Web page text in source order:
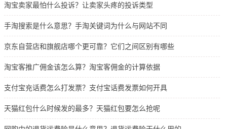
淘宝卖家最怕什么投诉？让卖家头疼的投诉类型
手淘搜索是什么意思？手淘关键词为什么与网站不同
京东自营店和旗舰店哪个更可靠？它们之间区别有哪些
淘宝客推广佣金该怎么算？淘宝客佣金的计算依据
支付宝充话费怎么打发票？支付宝话费发票如何开具
天猫红包什么时候发的最多？天猫红包要怎么抢呢